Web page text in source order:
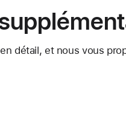
détail, et nous vous